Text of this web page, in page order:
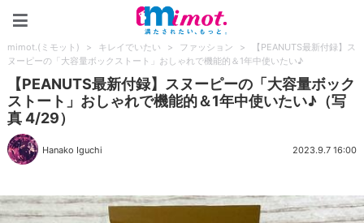
mimot.(ミモット) > キレイでいたい > ファッション >
【PEANUTS最新付録】ス
ヌーピーの「大容量ボックストート」おしゃれで機能的＆1年中使いたい♪
【PEANUTS最新付録】スヌーピーの「大容量ボック
ストート」おしゃれで機能的＆1年中使いたい♪（写
真 4/29）
Hanako Iguchi 2023.9.7 16:00